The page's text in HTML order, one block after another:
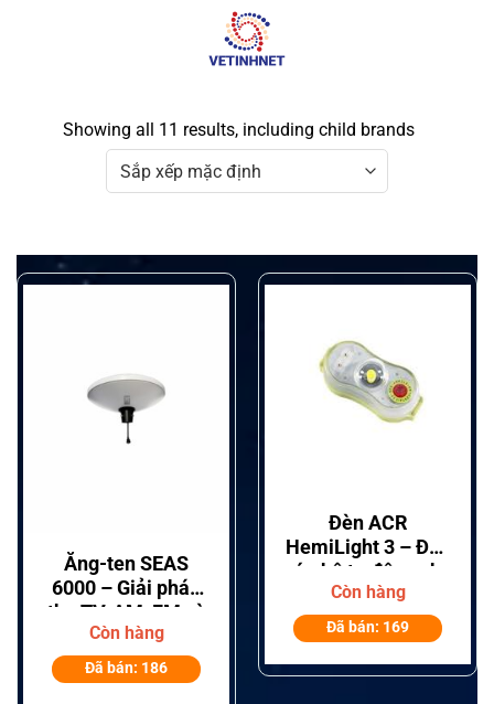
Showing all 11 results, including child brands
Ăng-ten SEAS
6000 – Giải pháp
thu TV, AM, FM và
DAB+ cho tàu biển
Còn hàng
Đã bán: 186
Đèn ACR
HemiLight 3 – Đèn
cứu hộ tự động cho
áo phao hàng hải
Còn hàng
Đã bán: 169